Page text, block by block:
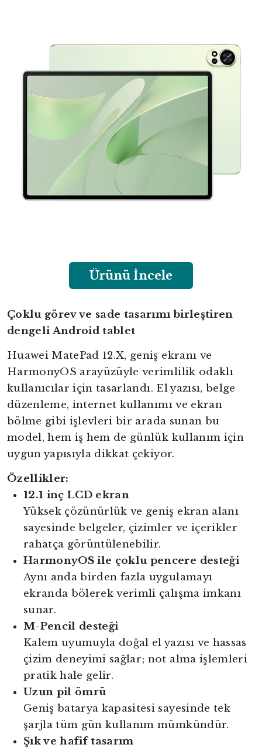
Ürünü İncele
Çoklu görev ve sade tasarımı birleştiren
dengeli Android tablet
Huawei MatePad 12.X, geniş ekranı ve
HarmonyOS arayüzüyle verimlilik odaklı
kullanıcılar için tasarlandı. El yazısı, belge
düzenleme, internet kullanımı ve ekran
bölme gibi işlevleri bir arada sunan bu
model, hem iş hem de günlük kullanım için
uygun yapısıyla dikkat çekiyor.
Özellikler:
12.1 inç LCD ekran
Yüksek çözünürlük ve geniş ekran alanı
sayesinde belgeler, çizimler ve içerikler
rahatça görüntülenebilir.
HarmonyOS ile çoklu pencere desteği
Aynı anda birden fazla uygulamayı
ekranda bölerek verimli çalışma imkanı
sunar.
M-Pencil desteği
Kalem uyumuyla doğal el yazısı ve hassas
çizim deneyimi sağlar; not alma işlemleri
pratik hale gelir.
Uzun pil ömrü
Geniş batarya kapasitesi sayesinde tek
şarjla tüm gün kullanım mümkündür.
Şık ve hafif tasarım